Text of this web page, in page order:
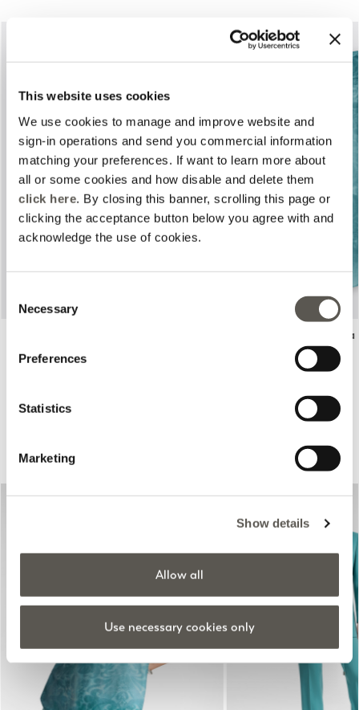
This website uses cookies
We use cookies to manage and improve website and
sign-in operations and send you commercial information
matching your preferences. If want to learn more about
all or some cookies and how disable and delete them
click here. By closing this banner, scrolling this page or
clicking the acceptance button below you agree with and
acknowledge the use of cookies.
Selection
Necessary
Preferences
Statistics
Marketing
Show details
Allow all
Use necessary cookies only
Price reduced from
€140,00to€70,00
Blusa longa estampada
Price reduced from
€110,00
Previous
Sugerido para si
Next